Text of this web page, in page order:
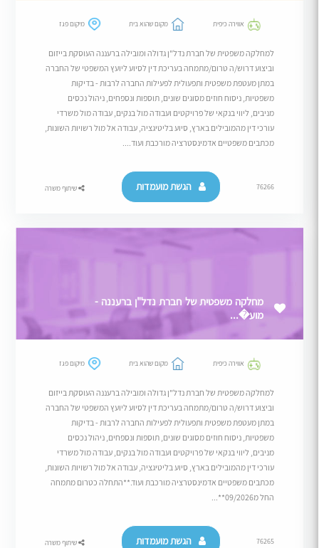
אווירה כיפית מקום שהוא בית מיקום פגז
למחלקה משפטית של חברת נדל"ן גדולה ומובילה ברעננה העוסקת בייזום
וביצוע דרוש/ה טרום/מתמחה בעריכת דין לסיוע ליועץ המשפטי של החברה
במתן מעטפת משפטית ותפעולית לפעילות החברה לרבות - בדיקות
משפטיות, ניסוח חוזים מסוגים שונים, תוספות ונספחים, ניהול נכסים
מניבים, ליווי בנקאי של פרויקטים ועבודה מול בנקים, עבודה מול משרדי
עורכי דין מהמובילים בארץ, סיוע בליטיגציה, עבודה אל מול רשויות השונות,
מכתבים משפטיים אדמינסטרציה מורכבת ועוד....
76266 הגשת מועמדות שיתוף משרה
מחלקה משפטית של חברת נדל"ן ברעננה -
מוע�...
אווירה כיפית מקום שהוא בית מיקום פגז
למחלקה משפטית של חברת נדל"ן גדולה ומובילה ברעננה העוסקת בייזום
וביצוע דרוש/ה טרום/מתמחה בעריכת דין לסיוע ליועץ המשפטי של החברה
במתן מעטפת משפטית ותפעולית לפעילות החברה לרבות - בדיקות
משפטיות, ניסוח חוזים מסוגים שונים, תוספות ונספחים, ניהול נכסים
מניבים, ליווי בנקאי של פרויקטים ועבודה מול בנקים, עבודה מול משרדי
עורכי דין מהמובילים בארץ, סיוע בליטיגציה, עבודה אל מול רשויות השונות,
מכתבים משפטיים אדמינסטרציה מורכבת ועוד.**התחלה כטרום מתמחה
החל מ09/2026**...
76265 הגשת מועמדות שיתוף משרה